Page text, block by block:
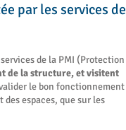
par les services de
de la PMI (Protection
de la structure, et visitent
le bon fonctionnement
espaces, que sur les